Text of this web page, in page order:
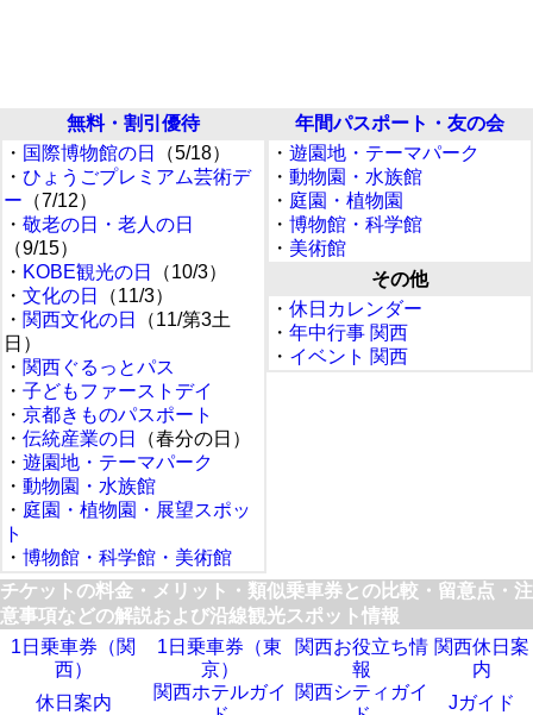
無料・割引優待
・ 国際博物館の日
（5/18）
・ ひょうごプレミアム芸術デ
ー （7/12）
・ 敬老の日・老人の日
（9/15）
・ KOBE観光の日
（10/3）
・ 文化の日
（11/3）
・ 関西文化の日
（11/第3土
日）
・ 関西ぐるっとパス
・ 子どもファーストデイ
・ 京都きものパスポート
・ 伝統産業の日
（春分の日）
・ 遊園地・テーマパーク
・ 動物園・水族館
・ 庭園・植物園・展望スポッ
ト
・ 博物館・科学館・美術館
年間パスポート・友の会
・ 遊園地・テーマパーク
・ 動物園・水族館
・ 庭園・植物園
・ 博物館・科学館
・ 美術館
その他
・ 休日カレンダー
・ 年中行事 関西
・ イベント 関西
チケットの料金・メリット・類似乗車券との比較・留意点・注
意事項などの解説および沿線観光スポット情報
1日乗車券（関
西）
1日乗車券（東
京）
関西お役立ち情
報
関西休日案
内
休日案内
関西ホテルガイ
関西シティガイ
Jガイド